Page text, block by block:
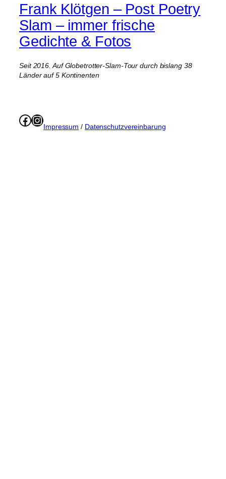
Frank Klötgen – Post Poetry
Slam – immer frische
Gedichte & Fotos
Seit 2016. Auf Globetrotter-Slam-Tour durch bislang 38
Länder auf 5 Kontinenten
Facebook
Instagram
Impressum / Datenschutzvereinbarung